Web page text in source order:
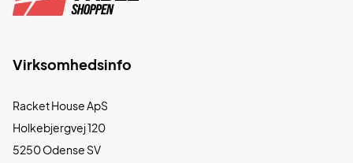
Virksomhedsinfo
Racket House ApS
Holkebjergvej 120
5250 Odense SV